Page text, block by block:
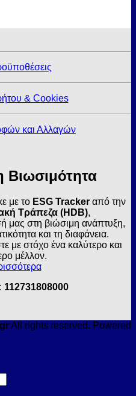
& Cookies
και Αλλαγών
Βιωσιμότητα
με το ESG Tracker από την
Τράπεζα (HDB),
μας στη βιώσιμη ανάπτυξη,
και τη διαφάνεια.
με στόχο ένα καλύτερο και
μέλλον.
112731808000
All rights reserved. Powered